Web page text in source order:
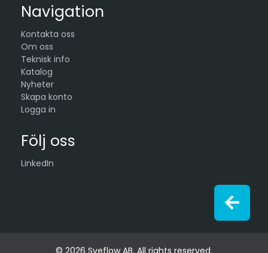
Navigation
Kontakta oss
Om oss
Teknisk info
Katalog
Nyheter
Skapa konto
Logga in
Följ oss
LinkedIn
© 2026 Sveflow AB. All rights reserved.